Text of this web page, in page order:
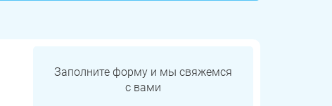
Заполните форму и мы свяжемся
с вами